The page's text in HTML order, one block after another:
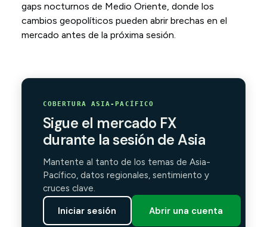
gaps nocturnos de Medio Oriente, donde los
cambios geopolíticos pueden abrir brechas en el
mercado antes de la próxima sesión.
COBERTURA ASIA-PACÍFICO
Sigue el mercado FX
durante la sesión de Asia
Mantente al tanto de los temas de Asia-
Pacífico, datos regionales, sentimiento y
cruces clave.
Iniciar sesión Abrir una cuenta